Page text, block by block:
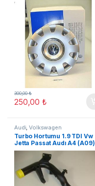
250,00₺
300,00₺
Audi ,Volkswagen
Turbo Hortumu 1.9 TDI Vw
Jetta Passat Audı A4 (A09)